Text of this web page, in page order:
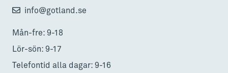
info@gotland.se
Mån-fre: 9-18
Lör-sön: 9-17
Telefontid alla dagar: 9-16